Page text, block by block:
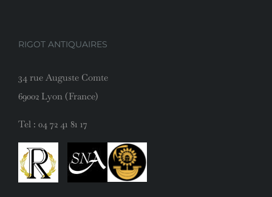
RIGOT ANTIQUAIRES
34 rue Auguste Comte
69002 Lyon (France)
Tel : 04 72 41 81 17